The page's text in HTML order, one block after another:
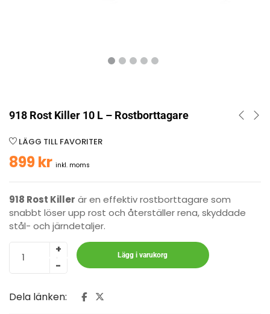
918 Rost Killer 10 L – Rostborttagare
LÄGG TILL FAVORITER
899kr inkl. moms
918 Rost Killer är en effektiv rostborttagare som
snabbt löser upp rost och återställer rena, skyddade
stål- och järndetaljer.
Lägg i varukorg
Dela länken: